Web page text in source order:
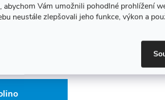
abychom Vám umožnili pohodlné prohlížení
neustále zlepšovali jeho funkce, výkon a